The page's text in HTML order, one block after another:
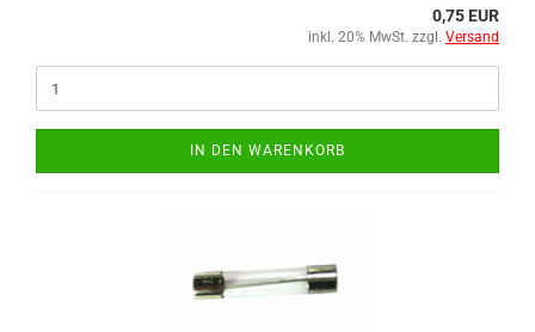
0,75 EUR
inkl. 20% MwSt. zzgl. Versand
IN DEN WARENKORB